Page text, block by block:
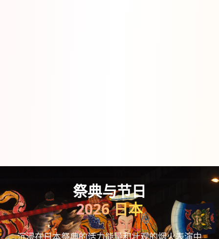
祭典与节日
2026 日本
沉浸在日本祭典的活力能量和壮观的烟火表演中